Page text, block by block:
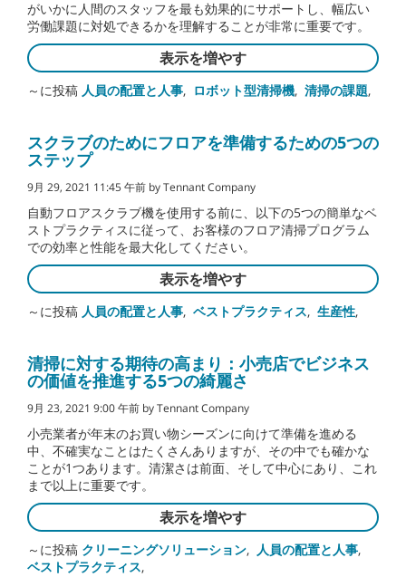
がいかに人間のスタッフを最も効果的にサポートし、幅広い
労働課題に対処できるかを理解することが非常に重要です。
表示を増やす
～に投稿 人員の配置と人事, ロボット型清掃機, 清掃の課題,
スクラブのためにフロアを準備するための5つの
ステップ
9月 29, 2021 11:45 午前 by Tennant Company
自動フロアスクラブ機を使用する前に、以下の5つの簡単なベ
ストプラクティスに従って、お客様のフロア清掃プログラム
での効率と性能を最大化してください。
表示を増やす
～に投稿 人員の配置と人事, ベストプラクティス, 生産性,
清掃に対する期待の高まり：小売店でビジネス
の価値を推進する5つの綺麗さ
9月 23, 2021 9:00 午前 by Tennant Company
小売業者が年末のお買い物シーズンに向けて準備を進める
中、不確実なことはたくさんありますが、その中でも確かな
ことが1つあります。清潔さは前面、そして中心にあり、これ
まで以上に重要です。
表示を増やす
～に投稿 クリーニングソリューション, 人員の配置と人事,
ベストプラクティス,